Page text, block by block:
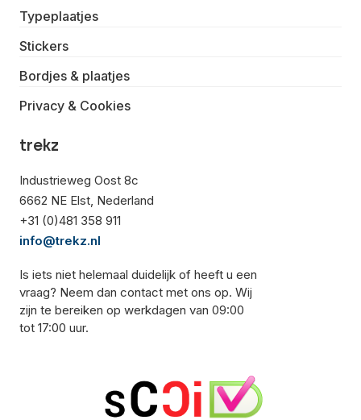
Typeplaatjes
Stickers
Bordjes & plaatjes
Privacy & Cookies
trekz
Industrieweg Oost 8c
6662 NE Elst, Nederland
+31 (0)481 358 911
info@trekz.nl
Is iets niet helemaal duidelijk of heeft u een
vraag? Neem dan contact met ons op. Wij
zijn te bereiken op werkdagen van 09:00
tot 17:00 uur.